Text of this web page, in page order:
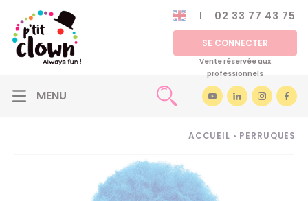
02 33 77 43 75
SE CONNECTER
Vente réservée aux
professionnels
ACCUEIL • PERRUQUES